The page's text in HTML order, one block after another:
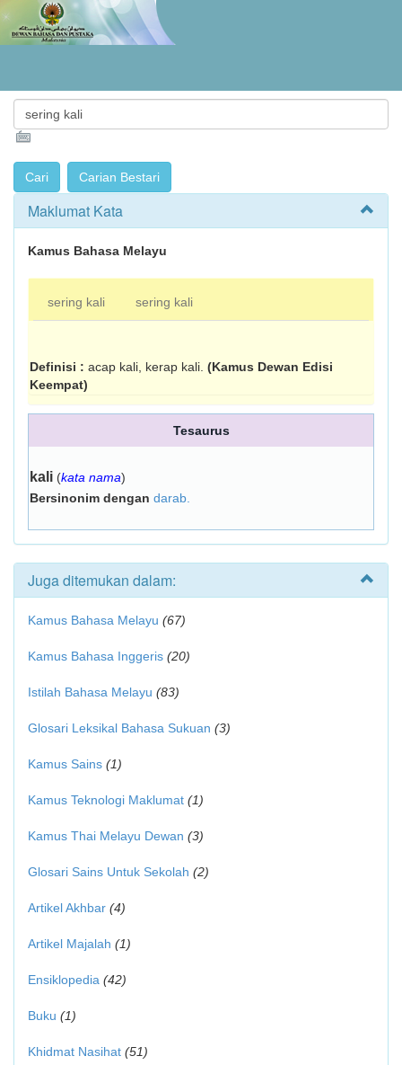
Maklumat Kata
Kamus Bahasa Melayu
sering kali sering kali
Definisi : acap kali, kerap kali. (Kamus Dewan Edisi
Keempat)
Tesaurus
kali (kata nama)
Bersinonim dengan darab.
Juga ditemukan dalam:
Kamus Bahasa Melayu (67)
Kamus Bahasa Inggeris (20)
Istilah Bahasa Melayu (83)
Glosari Leksikal Bahasa Sukuan (3)
Kamus Sains (1)
Kamus Teknologi Maklumat (1)
Kamus Thai Melayu Dewan (3)
Glosari Sains Untuk Sekolah (2)
Artikel Akhbar (4)
Artikel Majalah (1)
Ensiklopedia (42)
Buku (1)
Khidmat Nasihat (51)